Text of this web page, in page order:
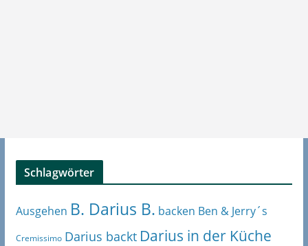
Schlagwörter
Ausgehen B. Darius B. backen Ben & Jerry´s
Cremissimo Darius backt Darius in der Küche